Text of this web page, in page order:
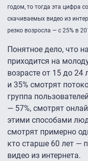
годом, то тогда эта цифра
скачиваемых видео из
резко возросла — с 25% в
Понятное дело, что
приходится на
возрасте от 15 до 24
и 35% смотрят
группа
— 57%, смотрят
этими способами
смотрят примерно
кто старше 60 лет —
видео из интернета.